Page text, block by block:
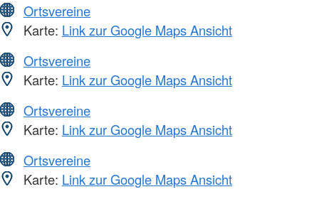
Ortsvereine
Karte: Link zur Google Maps Ansicht
Ortsvereine
Karte: Link zur Google Maps Ansicht
Ortsvereine
Karte: Link zur Google Maps Ansicht
Ortsvereine
Karte: Link zur Google Maps Ansicht